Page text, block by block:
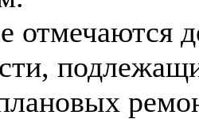
отмечаются